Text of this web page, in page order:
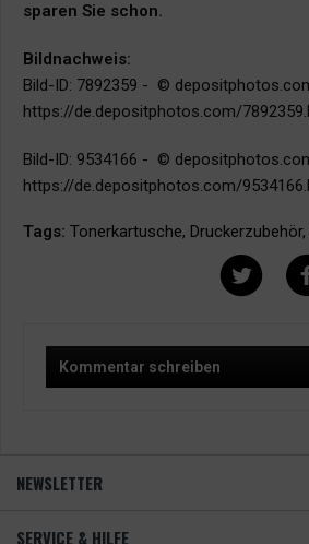
sparen Sie schon.
Bildnachweis:
Bild-ID: 7892359 - ©
https://de.depositphotos.com/
Bild-ID: 9534166 - ©
https://de.depositphotos.com/
Tags: Tonerkartusche, Druckerzubehör,
Kommentar schreiben
NEWSLETTER
SERVICE & HILFE